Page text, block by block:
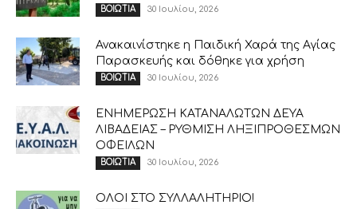
ΒΟΙΩΤΙΑ 30 Ιουλίου, 2026
Ανακαινίστηκε η Παιδική Χαρά της Αγίας
Παρασκευής και δόθηκε για χρήση
ΒΟΙΩΤΙΑ 30 Ιουλίου, 2026
ΕΝΗΜΕΡΩΣΗ ΚΑΤΑΝΑΛΩΤΩΝ ΔΕΥΑ
ΛΙΒΑΔΕΙΑΣ – ΡΥΘΜΙΣΗ ΛΗΞΙΠΡΟΘΕΣΜΩΝ
ΟΦΕΙΛΩΝ
ΒΟΙΩΤΙΑ 30 Ιουλίου, 2026
ΟΛΟΙ ΣΤΟ ΣΥΛΛΑΛΗΤΗΡΙΟ!